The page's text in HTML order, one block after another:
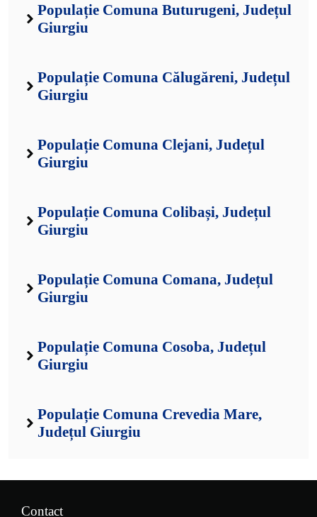
Populație Comuna Buturugeni, Județul
Giurgiu
Populație Comuna Călugăreni, Județul
Giurgiu
Populație Comuna Clejani, Județul
Giurgiu
Populație Comuna Colibași, Județul
Giurgiu
Populație Comuna Comana, Județul
Giurgiu
Populație Comuna Cosoba, Județul
Giurgiu
Populație Comuna Crevedia Mare,
Județul Giurgiu
Contact